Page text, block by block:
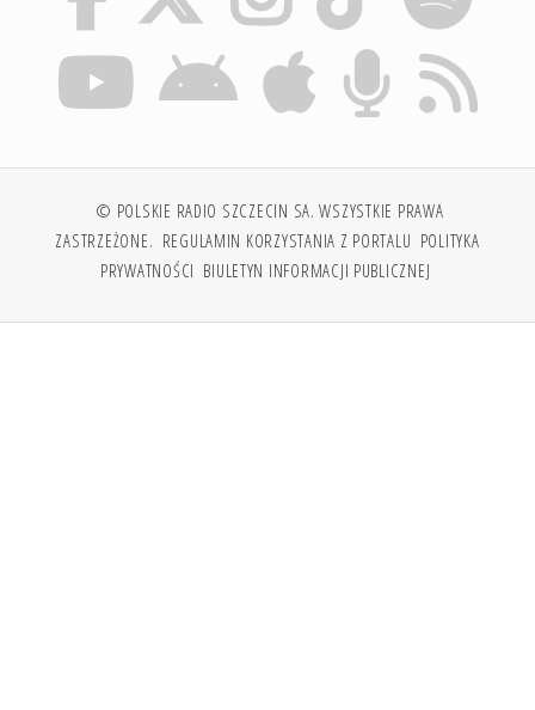
© POLSKIE RADIO SZCZECIN SA. WSZYSTKIE PRAWA
ZASTRZEŻONE. REGULAMIN KORZYSTANIA Z PORTALU POLITYKA
PRYWATNOŚCI BIULETYN INFORMACJI PUBLICZNEJ